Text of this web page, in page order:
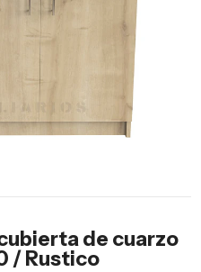
de cuarzo
/ Rustico